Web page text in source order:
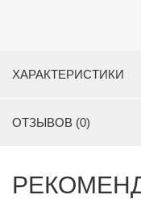
ХАРАКТЕРИСТИКИ
ОТЗЫВОВ (0)